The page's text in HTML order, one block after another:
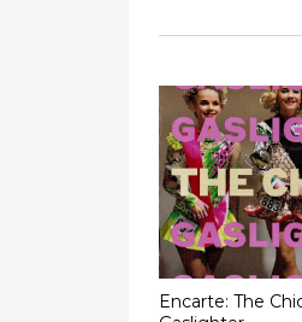
Encarte: The